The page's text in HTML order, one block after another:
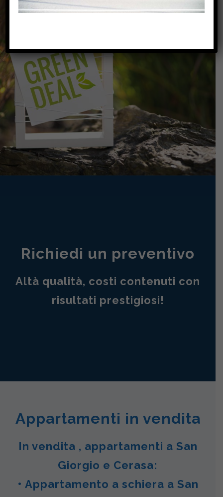
Richiedi un preventivo
Altà qualità, costi contenuti con
risultati prestigiosi!
Appartamenti in vendita
In vendita , appartamenti a San
Giorgio e Cerasa:
• Appartamento a schiera a San